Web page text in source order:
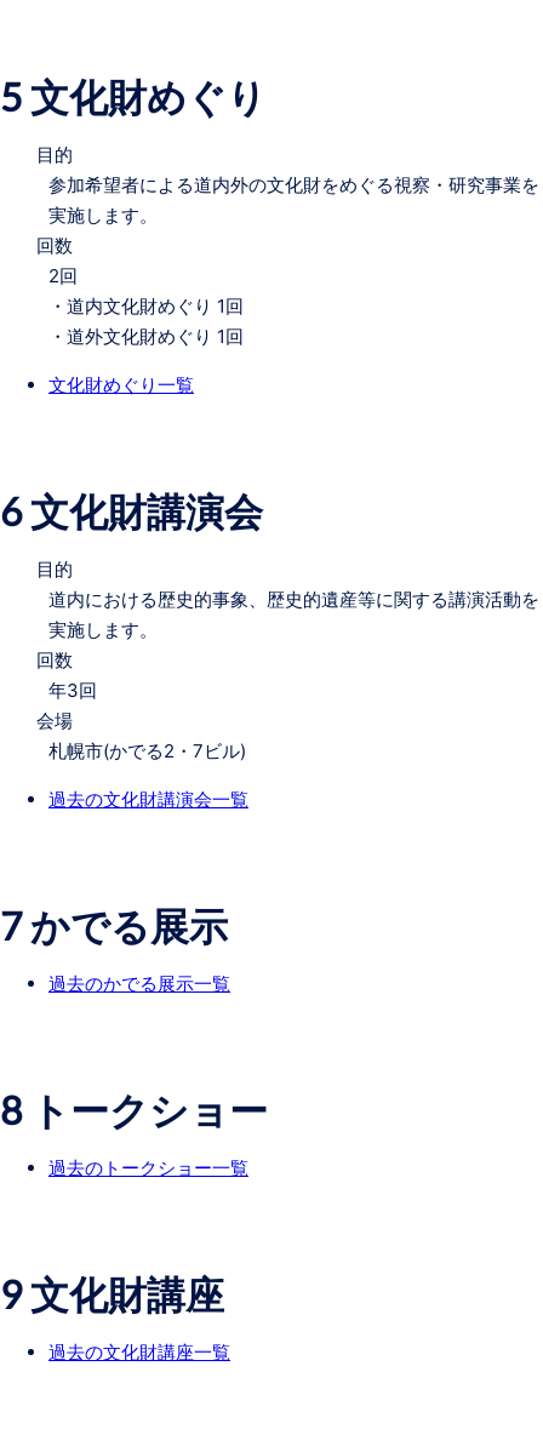
5 文化財めぐり
目的
参加希望者による道内外の文化財をめぐる視察・研究事業を
実施します。
回数
2回
・道内文化財めぐり 1回
・道外文化財めぐり 1回
文化財めぐり一覧
6 文化財講演会
目的
道内における歴史的事象、歴史的遺産等に関する講演活動を
実施します。
回数
年3回
会場
札幌市(かでる2・7ビル)
過去の文化財講演会一覧
7 かでる展示
過去のかでる展示一覧
8 トークショー
過去のトークショー一覧
9 文化財講座
過去の文化財講座一覧